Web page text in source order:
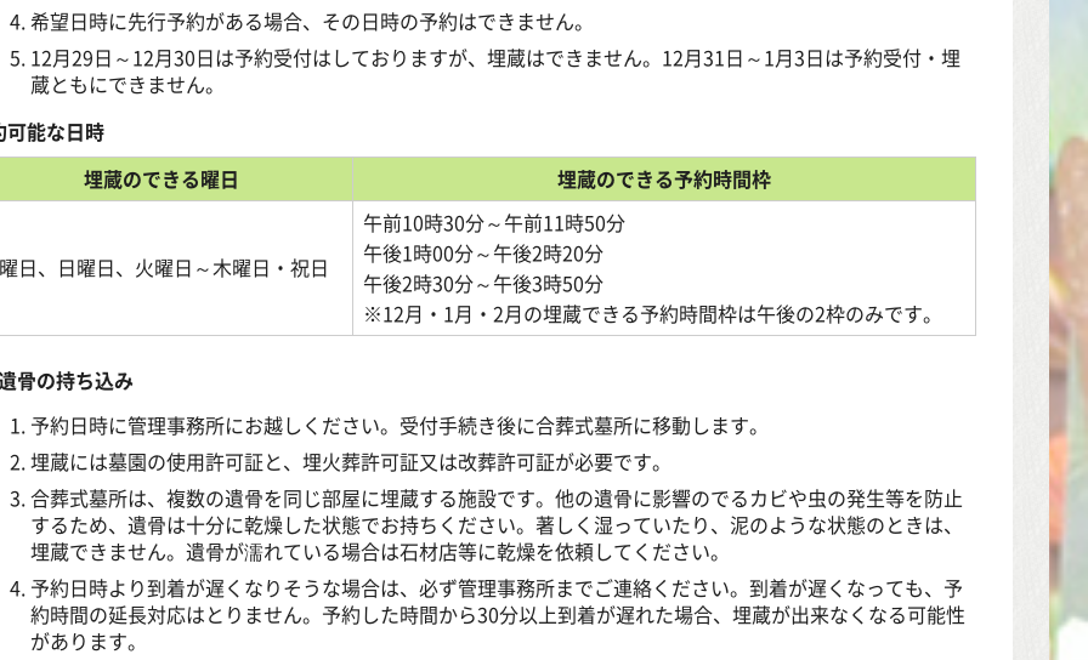
希望日時に先行予約がある場合、その日時の予約はできません。
12月29日～12月30日は予約受付はしておりますが、埋蔵はできません。12月31日～1月3日は予約受付・埋
蔵ともにできません。
可能な日時
埋蔵のできる曜日
埋蔵のできる予約時間枠
日、日曜日、火曜日～木曜日・祝日
午前10時30分～午前11時50分
午後1時00分～午後2時20分
午後2時30分～午後3時50分
※12月・1月・2月の埋蔵できる予約時間枠は午後の2枠のみです。
骨の持ち込み
予約日時に管理事務所にお越しください。受付手続き後に合葬式墓所に移動します。
埋蔵には墓園の使用許可証と、埋火葬許可証又は改葬許可証が必要です。
合葬式墓所は、複数の遺骨を同じ部屋に埋蔵する施設です。他の遺骨に影響のでるカビや虫の発生等を防止
するため、遺骨は十分に乾燥した状態でお持ちください。著しく湿っていたり、泥のような状態のときは、
埋蔵できません。遺骨が濡れている場合は石材店等に乾燥を依頼してください。
予約日時より到着が遅くなりそうな場合は、必ず管理事務所までご連絡ください。到着が遅くなっても、予
約時間の延長対応はとりません。 予約した時間から30分以上到着が遅れた場合、埋蔵が出来なくなる可能性
があります。